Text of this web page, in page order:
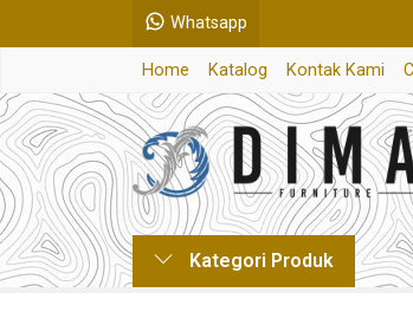
Whatsapp
Home Katalog Kontak Kami
Kategori Produk